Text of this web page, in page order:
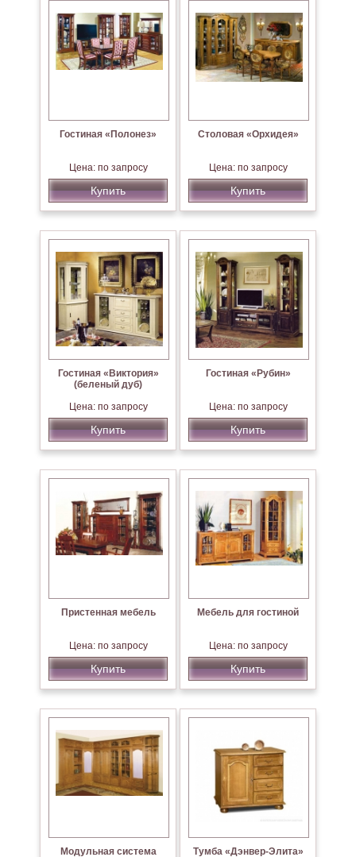
Гостиная «Полонез»
Цена: по запросу
Купить
Столовая «Орхидея»
Цена: по запросу
Купить
Гостиная «Виктория»
(беленый дуб)
Цена: по запросу
Купить
Гостиная «Рубин»
Цена: по запросу
Купить
Пристенная мебель
Цена: по запросу
Купить
Мебель для гостиной
Цена: по запросу
Купить
Модульная система Тумба «Дэнвер-Элита»